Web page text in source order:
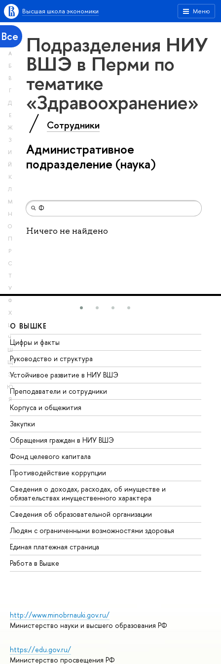
Меню
Высшая школа экономики
Все
А
Б
В
Г
Д
Е
Ж
З
И
Й
К
Л
М
Н
О
П
Р
С
Т
У
Ф
Х
Ц
Ч
Ш
Щ
Э
Ю
Я
Подразделения НИУ
ВШЭ в Перми по
тематике
«Здравоохранение»
Сотрудники
Административное
подразделение (наука)
Ничего не найдено
О ВЫШКЕ
Цифры и факты
Руководство и структура
Устойчивое развитие в НИУ ВШЭ
Преподаватели и сотрудники
Корпуса и общежития
Закупки
Обращения граждан в НИУ ВШЭ
Фонд целевого капитала
Противодействие коррупции
Сведения о доходах, расходах, об имуществе и
обязательствах имущественного характера
Сведения об образовательной организации
Людям с ограниченными возможностями здоровья
Единая платежная страница
Работа в Вышке
http://www.minobrnauki.gov.ru/
Министерство науки и высшего образования РФ
https://edu.gov.ru/
Министерство просвещения РФ